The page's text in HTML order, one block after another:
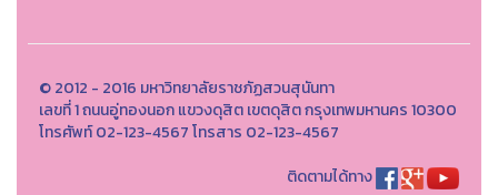
© 2012 - 2016 มหาวิทยาลัยราชภัฏสวนสุนันทา
เลขที่ 1 ถนนอู่ทองนอก แขวงดุสิต เขตดุสิต กรุงเทพมหานคร 10300
โทรศัพท์ 02-123-4567 โทรสาร 02-123-4567
ติดตามได้ทาง